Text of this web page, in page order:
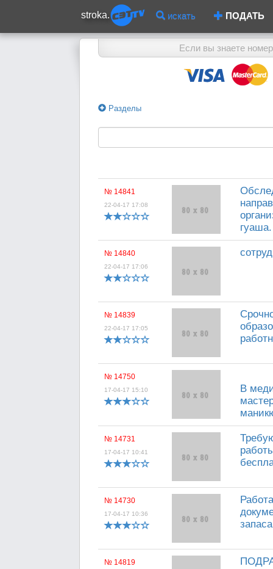
stroka. искать ПОДАТЬ
Если вы знаете
Разделы
№ 14841
22-04-17 17:08
гуаша.
№ 14840
22-04-17 17:06
№ 14839
22-04-17 17:05
№ 14750
17-04-17 15:10
В
№ 14731
17-04-17 10:41
№ 14730
17-04-17 10:36
№ 14819